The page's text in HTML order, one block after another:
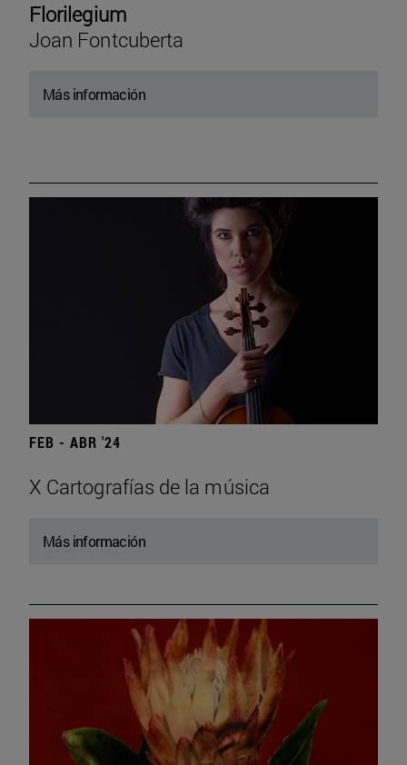
Florilegium
Joan Fontcuberta
Más información
FEB - ABR '24
X Cartografías de la música
Más información